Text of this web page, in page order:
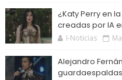
¿Katy Perry en
creadas por IA
I-Noticias
Alejandro